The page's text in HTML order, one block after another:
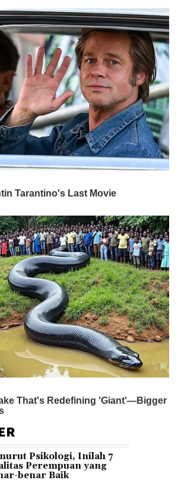
Psikologi, Inilah 7
Perempuan yang
benar Baik